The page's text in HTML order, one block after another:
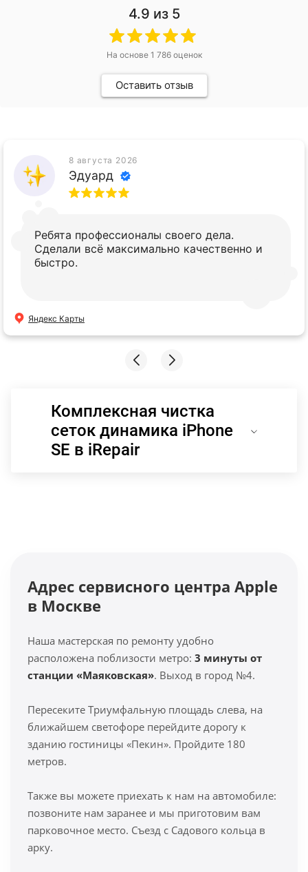
4.9 из 5
На основе 1 786оценок
Оставить отзыв
8 августа 2026
Эдуард
Ребята профессионалы своего дела.
Сделали всё максимально качественно и
быстро.
Яндекс Карты
Комплексная чистка
сеток динамика iPhone
SE в iRepair
Адрес сервисного центра Apple
в Москве
Наша мастерская по ремонту удобно
расположена поблизости метро: 3 минуты от
станции «Маяковская». Выход в город №4.
Пересеките Триумфальную площадь слева, на
ближайшем светофоре перейдите дорогу к
зданию гостиницы «Пекин». Пройдите 180
метров.
Также вы можете приехать к нам на автомобиле:
позвоните нам заранее и мы приготовим вам
парковочное место. Съезд с Садового кольца в
арку.